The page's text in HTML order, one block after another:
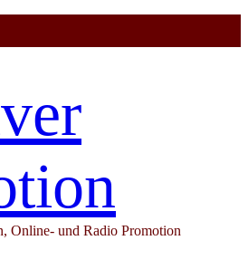
Online- und Radio Promotion